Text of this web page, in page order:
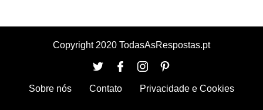
Copyright 2020 TodasAsRespostas.pt
Sobre nós Contato Privacidade e Cookies